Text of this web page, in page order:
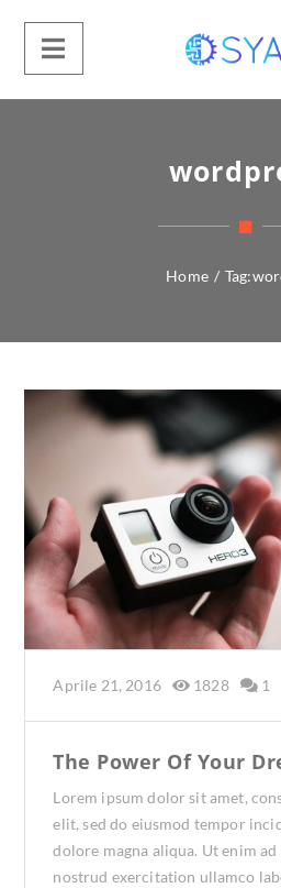
Home / Tag:
Aprile 21, 2016 1828 1
The Power Of Your
Lorem ipsum dolor sit amet,
elit, sed do eiusmod tempor
dolore magna aliqua. Ut enim
nostrud exercitation ullamco